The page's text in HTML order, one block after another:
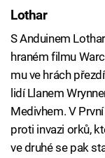
Lothar
S Anduinem
hraném filmu
mu ve hrách
lidí Llanem
Medivhem. V
proti invazi orků,
ve druhé se pak